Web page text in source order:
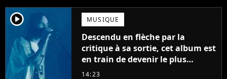
player2 MUSIQUE
Descendu en flèche par la
critique à sa sortie, cet album est
en train de devenir le plus
populaire de son auteur
14:23